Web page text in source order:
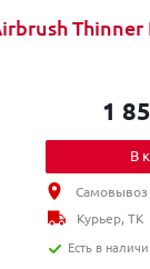
Thinner
1
В
Самовывоз
Курьер, ТК
Есть в